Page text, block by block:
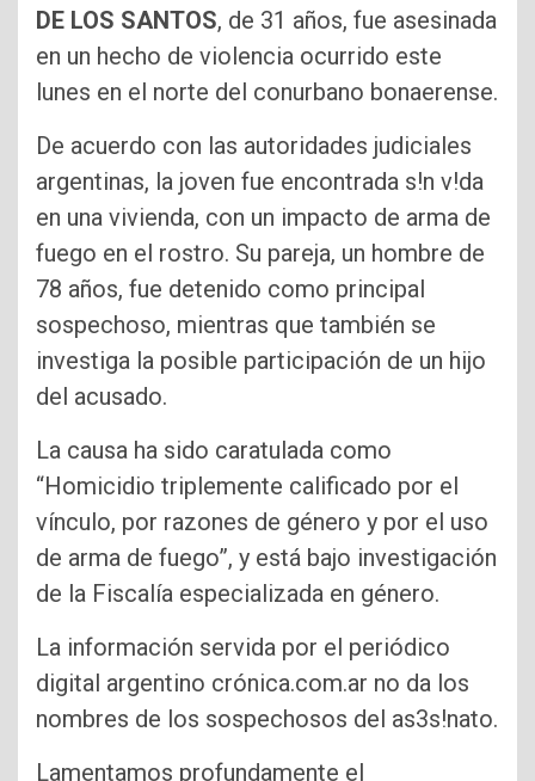
DE LOS SANTOS, de 31 años, fue asesinada
en un hecho de violencia ocurrido este
lunes en el norte del conurbano bonaerense.
De acuerdo con las autoridades judiciales
argentinas, la joven fue encontrada s!n v!da
en una vivienda, con un impacto de arma de
fuego en el rostro. Su pareja, un hombre de
78 años, fue detenido como principal
sospechoso, mientras que también se
investiga la posible participación de un hijo
del acusado.
La causa ha sido caratulada como
“Homicidio triplemente calificado por el
vínculo, por razones de género y por el uso
de arma de fuego”, y está bajo investigación
de la Fiscalía especializada en género.
La información servida por el periódico
digital argentino crónica.com.ar no da los
nombres de los sospechosos del as3s!nato.
Lamentamos profundamente el